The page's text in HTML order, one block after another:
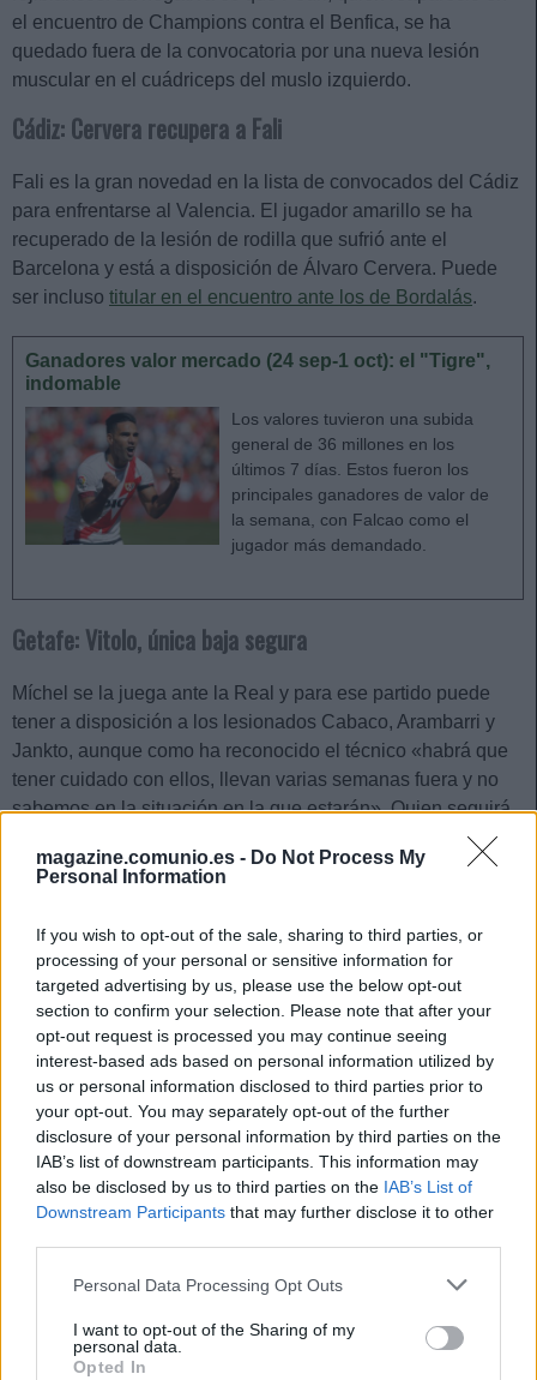
magazine.comunio.es - Do Not Process My
Personal Information
If you wish to opt-out of the sale, sharing to third parties, or
processing of your personal or sensitive information for
targeted advertising by us, please use the below opt-out
section to confirm your selection. Please note that after your
opt-out request is processed you may continue seeing
interest-based ads based on personal information utilized by
us or personal information disclosed to third parties prior to
your opt-out. You may separately opt-out of the further
disclosure of your personal information by third parties on the
IAB’s list of downstream participants. This information may
also be disclosed by us to third parties on the IAB’s List of
Downstream Participants that may further disclose it to other
Please note that this website/app uses one or more Google
not limited to your visit or usage behaviour. You may click to
grant or deny consent to Google and its third-party tags to
Personal Data Processing Opt Outs
I want to opt-out of the Sharing of my
personal data.
Opted In
el encuentro de Champions contra el Benfica, se ha
quedado fuera de la convocatoria por una nueva lesión
muscular en el cuádriceps del muslo izquierdo.
Cádiz: Cervera recupera a Fali
Fali es la gran novedad en la lista de convocados del Cádiz
para enfrentarse al Valencia. El jugador amarillo se ha
recuperado de la lesión de rodilla que sufrió ante el
Barcelona y está a disposición de Álvaro Cervera. Puede
ser incluso titular en el encuentro ante los de Bordalás.
Ganadores valor mercado (24 sep-1 oct): el "Tigre",
indomable
Los valores tuvieron una subida
general de 36 millones en los
últimos 7 días. Estos fueron los
principales ganadores de valor de
la semana, con Falcao como el
jugador más demandado.
Getafe: Vitolo, única baja segura
Míchel se la juega ante la Real y para ese partido puede
tener a disposición a los lesionados Cabaco, Arambarri y
Jankto, aunque como ha reconocido el técnico «habrá que
tener cuidado con ellos, llevan varias semanas fuera y no
sabemos en la situación en la que estarán». Quien seguirá
Granada: Gonalons y Maximiano, con el grupo
Maxime Gonalons y Luis Maximiano han participado con
normalidad en el entrenamiento del viernes del Granada y
estarán disponibles para el partido ante el Sevilla del
domingo. Quien no ha saltado al verde es Domingos
Duarte, aunque se espera que pueda jugar sin problemas
contra los de Lopetegui.
Levante: Dani Cárdenas, recuperado
Paco López ha anunciado en rueda de prensa que Dani
Cárdenas está recuperado de sus molestias y entra en la
convocatoria granota para viajar a Mallorca. Sin embargo,
Soldado, Malsa, Bardhi y Campaña siguen recuperándose
de sus lesiones.